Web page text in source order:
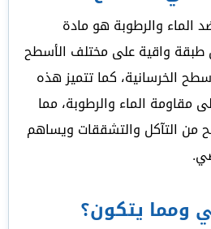
الماء والرطوبة هو مادة
طبقة واقية على مختلف الأسطح
الخرسانية، كما تتميز هذه
مقاومة الماء والرطوبة، مما
من التآكل والتشققات ويساهم
ومما يتكون؟